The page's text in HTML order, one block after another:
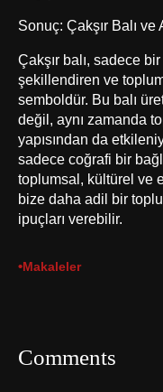
Sonuç: Çakşır Balı
Çakşır balı, sadece
şekillendiren ve
semboldür. Bu balı
değil, aynı zamanda
yapısından da
sadece coğrafi bir
toplumsal, kültürel ve
bize daha adil bir
ipuçları verebilir.
•Makaleler
Comments